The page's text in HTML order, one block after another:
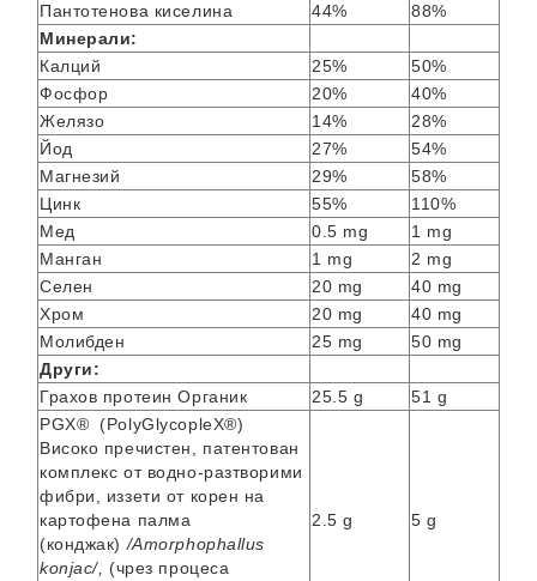
Пантотенова киселина
44%
88%
Минерали:
Калций
25%
50%
Фосфор
20%
40%
Желязо
14%
28%
Йод
27%
54%
Магнезий
29%
58%
Цинк
55%
110%
Мед
0.5 mg
1 mg
Maнган
1 mg
2 mg
Селен
20 mg
40 mg
Хром
20 mg
40 mg
Молибден
25 mg
50 mg
Други:
Грахов протеин Органик
25.5 g
51 g
PGX® (PolyGlycopleX®)
Високо пречистен, патентован
комплекс от водно-разтворими
фибри, иззети от корен на
картофена палма
(конджак) /Amorphophallus
konjac/, (чрез процеса
2.5 g 5 g